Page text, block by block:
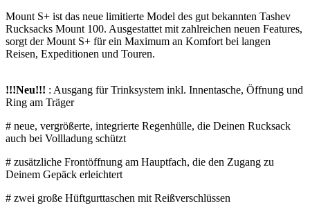
Mount S+ ist das neue limitierte Model des gut bekannten Tashev
Rucksacks Mount 100. Ausgestattet mit zahlreichen neuen Features,
sorgt der Mount S+ für ein Maximum an Komfort bei langen
Reisen, Expeditionen und Touren.
!!!Neu!!! : Ausgang für Trinksystem inkl. Innentasche, Öffnung und
Ring am Träger
# neue, vergrößerte, integrierte Regenhülle, die Deinen Rucksack
auch bei Vollladung schützt
# zusätzliche Frontöffnung am Hauptfach, die den Zugang zu
Deinem Gepäck erleichtert
# zwei große Hüftgurttaschen mit Reißverschlüssen